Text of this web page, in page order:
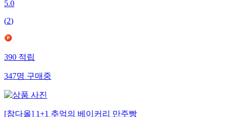
5.0
(2)
390적립
347명구매중
[참다올] 1+1 추억의 베이커리 만주빵